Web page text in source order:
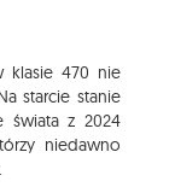
klasie 470 nie
starcie stanie
świata z 2024
niedawno